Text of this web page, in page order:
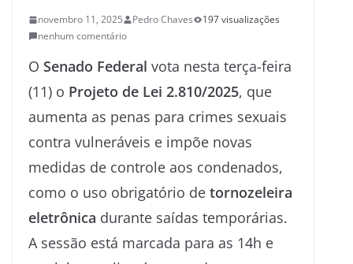
novembro 11, 2025 Pedro Chaves
197 visualizações
nenhum comentário
O Senado Federal vota nesta terça-feira
(11) o Projeto de Lei 2.810/2025, que
aumenta as penas para crimes sexuais
contra vulneráveis e impõe novas
medidas de controle aos condenados,
como o uso obrigatório de tornozeleira
eletrônica durante saídas temporárias.
A sessão está marcada para as 14h e